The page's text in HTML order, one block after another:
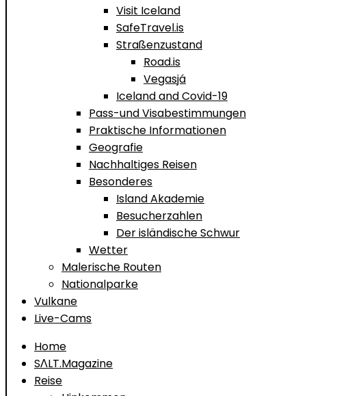
Visit Iceland
SafeTravel.is
Straßenzustand
Road.is
Vegasjá
Iceland and Covid-19
Pass-und Visabestimmungen
Praktische Informationen
Geografie
Nachhaltiges Reisen
Besonderes
Island Akademie
Besucherzahlen
Der isländische Schwur
Wetter
Malerische Routen
Nationalparke
Vulkane
Live-Cams
Home
SΛLT.Magazine
Reise